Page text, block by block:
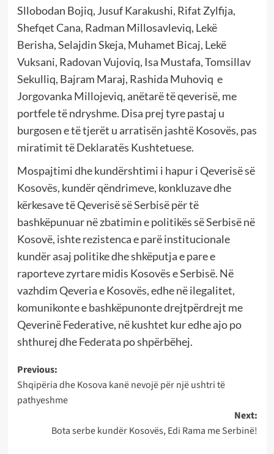
Sllobodan Bojiq, Jusuf Karakushi, Rifat Zylfija,
Shefqet Cana, Radman Millosavleviq, Lekë
Berisha, Selajdin Skeja, Muhamet Bicaj, Lekë
Vuksani, Radovan Vujoviq, Isa Mustafa, Tomsillav
Sekulliq, Bajram Maraj, Rashida Muhoviq e
Jorgovanka Millojeviq, anëtarë të qeverisë, me
portfele të ndryshme. Disa prej tyre pastaj u
burgosen e të tjerët u arratisën jashtë Kosovës, pas
miratimit të Deklaratës Kushtetuese.
Mospajtimi dhe kundërshtimi i hapur i Qeverisë së
Kosovës, kundër qëndrimeve, konkluzave dhe
kërkesave të Qeverisë së Serbisë për të
bashkëpunuar në zbatimin e politikës së Serbisë në
Kosovë, ishte rezistenca e parë institucionale
kundër asaj politike dhe shkëputja e pare e
raporteve zyrtare midis Kosovës e Serbisë. Në
vazhdim Qeveria e Kosovës, edhe në ilegalitet,
komunikonte e bashkëpunonte drejtpërdrejt me
Qeverinë Federative, në kushtet kur edhe ajo po
shthurej dhe Federata po shpërbëhej.
Post
navigation
Previous:
Shqipëria dhe Kosova kanë nevojë për një ushtri të
pathyeshme
Next:
Bota serbe kundër Kosovës, Edi Rama me Serbinë!